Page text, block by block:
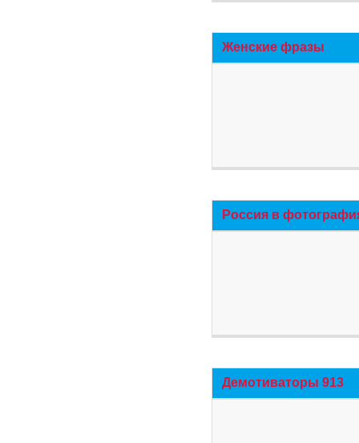
Женские фразы
Россия в
Демотиваторы 913